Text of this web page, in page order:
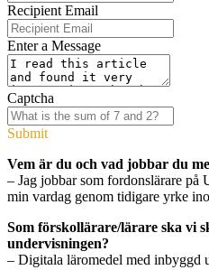
Recipient Email
Enter a Message
Captcha
Submit
Vem är du och vad jobbar du
– Jag jobbar som fordonslärare på
min vardag genom tidigare yrke
Som förskollärare/lärare ska vi
undervisningen?
– Digitala läromedel med inbyggd